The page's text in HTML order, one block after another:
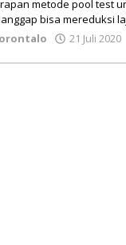
metode pool
bisa mereduksi
21 Juli 2020